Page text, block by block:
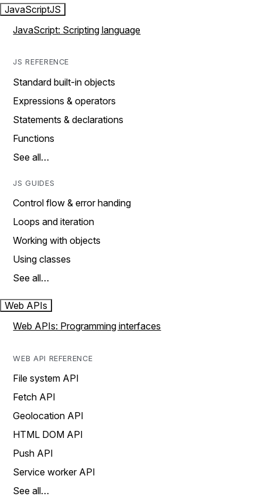
JavaScriptJS
JavaScript: Scripting language
JS REFERENCE
Standard built-in objects
Expressions & operators
Statements & declarations
Functions
See all…
JS GUIDES
Control flow & error handing
Loops and iteration
Working with objects
Using classes
See all…
Web APIs
Web APIs: Programming interfaces
WEB API REFERENCE
File system API
Fetch API
Geolocation API
HTML DOM API
Push API
Service worker API
See all…